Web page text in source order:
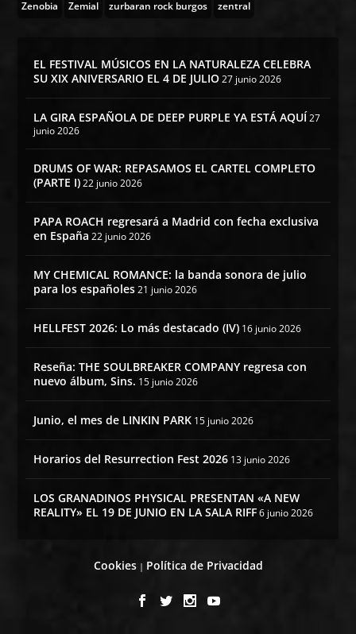
Zenobia Zemial zurbaran rock burgos zentral
EL FESTIVAL MÚSICOS EN LA NATURALEZA CELEBRA
SU XIX ANIVERSARIO EL 4 DE JULIO 27 junio 2026
LA GIRA ESPAÑOLA DE DEEP PURPLE YA ESTÁ AQUÍ27
junio 2026
DRUMS OF WAR: REPASAMOS EL CARTEL COMPLETO
(PARTE I) 22 junio 2026
PAPA ROACH regresará a Madrid con fecha exclusiva
en España 22 junio 2026
MY CHEMICAL ROMANCE: la banda sonora de julio
para los españoles 21 junio 2026
HELLFEST 2026: Lo más destacado (IV) 16 junio 2026
Reseña: THE SOULBREAKER COMPANY regresa con
nuevo álbum, Sins. 15 junio 2026
Junio, el mes de LINKIN PARK 15 junio 2026
Horarios del Resurrection Fest 2026 13 junio 2026
LOS GRANADINOS PHYSICAL PRESENTAN «A NEW
REALITY» EL 19 DE JUNIO EN LA SALA RIFF 6 junio 2026
Cookies| Política de Privacidad